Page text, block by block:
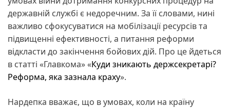
державній службі є недоречним. За її словами, нині
важливо сфокусуватися на мобілізації ресурсів та
підвищенні ефективності, а питання реформи
відкласти до закінчення бойових дій. Про це йдеться
в статті «Главкома» «Куди зникають держсекретарі?
Реформа, яка зазнала краху».
Нардепка вважає, що в умовах, коли на країну